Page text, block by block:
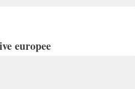
europee